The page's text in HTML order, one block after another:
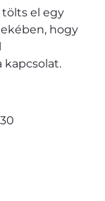
tölts el egy
hogy
kapcsolat.